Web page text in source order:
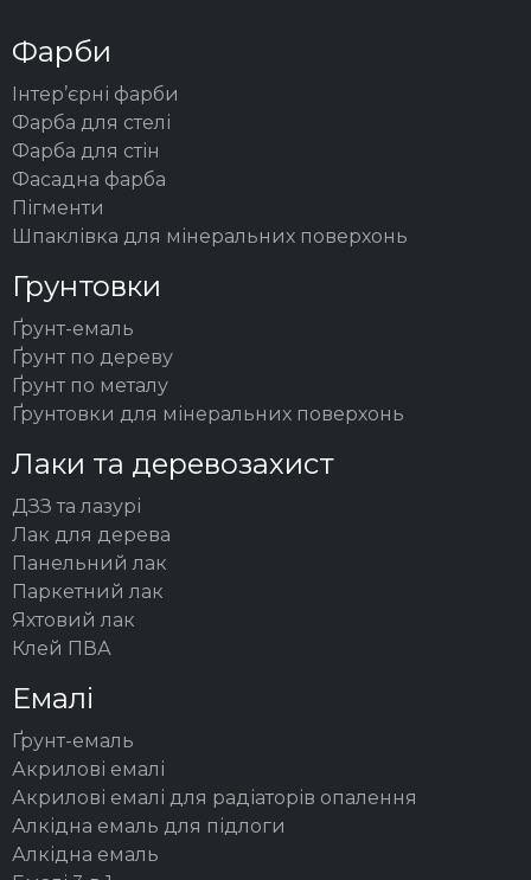
Фарби
Інтер’єрні фарби
Фарба для стелі
Фарба для стін
Фасадна фарба
Пігменти
Шпаклівка для мінеральних поверхонь
Грунтовки
Ґрунт-емаль
Ґрунт по дереву
Ґрунт по металу
Ґрунтовки для мінеральних поверхонь
Лаки та деревозахист
ДЗЗ та лазурі
Лак для дерева
Панельний лак
Паркетний лак
Яхтовий лак
Клей ПВА
Емалі
Ґрунт-емаль
Акрилові емалі
Акрилові емалі для радіаторів опалення
Алкідна емаль для підлоги
Алкідна емаль